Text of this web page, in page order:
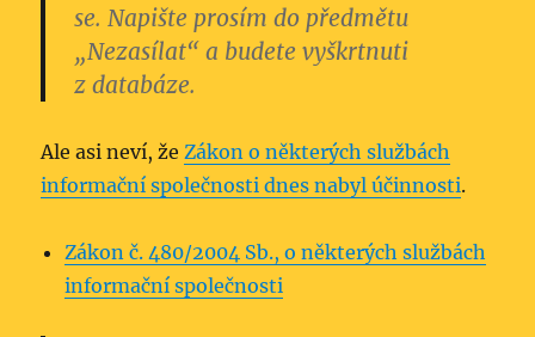
se. Napište prosím do předmětu
„Nezasílat“ a budete vyškrtnuti
z databáze.
Ale asi neví, žeZákon o některých službách
informační společnosti dnes nabyl účinnosti.
Zákon č. 480/2004 Sb., o některých službách
informační společnosti